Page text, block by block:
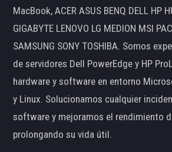
MacBook, ACER ASUS BENQ DELL HP
GIGABYTE LENOVO LG MEDION MSI
SAMSUNG SONY TOSHIBA. Somos
de servidores Dell PowerEdge y HP
hardware y software en entorno
y Linux. Solucionamos cualquier
software y mejoramos el rendimiento
prolongando su vida útil.